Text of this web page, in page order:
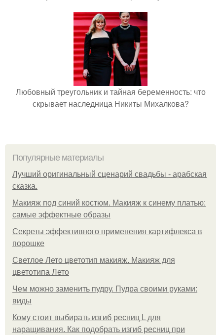
Любовный треугольник и тайная беременность: что
скрывает наследница Никиты Михалкова?
Популярные материалы
Лучший оригинальный сценарий свадьбы - арабская
сказка.
Макияж под синий костюм. Макияж к синему платью:
самые эффектные образы
Секреты эффективного применения картифлекса в
порошке
Светлое Лето цветотип макияж. Макияж для
цветотипа Лето
Чем можно заменить пудру. Пудра своими руками:
виды
Кому стоит выбирать изгиб ресниц L для
наращивания. Как подобрать изгиб ресниц при